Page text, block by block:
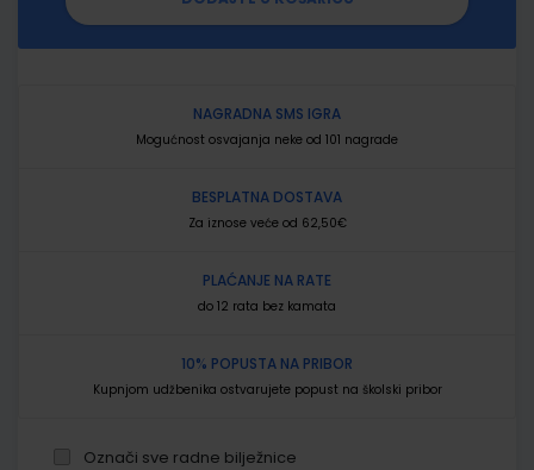
NAGRADNA SMS IGRA
Mogućnost osvajanja neke od 101 nagrade
BESPLATNA DOSTAVA
Za iznose veće od 62,50€
PLAĆANJE NA RATE
do 12 rata bez kamata
10% POPUSTA NA PRIBOR
Kupnjom udžbenika ostvarujete popust na školski pribor
Označi sve radne bilježnice